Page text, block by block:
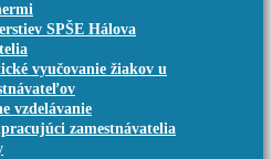
SPŠE Hálova
vyučovanie žiakov u
vzdelávanie
zamestnávatelia